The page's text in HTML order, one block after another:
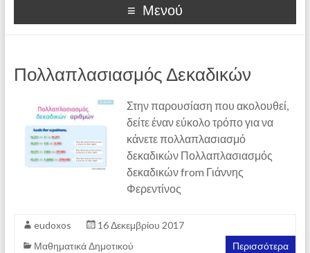
Μενού
Πολλαπλασιασμός Δεκαδικών
Στην παρουσίαση που ακολουθεί,
δείτε έναν εύκολο τρόπο για να
κάνετε πολλαπλασιασμό
δεκαδικών Πολλαπλασιασμός
δεκαδικών from Γιάννης
Φερεντίνος
eudoxos
16 Δεκεμβρίου 2017
Μαθηματικά Δημοτικού
Περισσότερα